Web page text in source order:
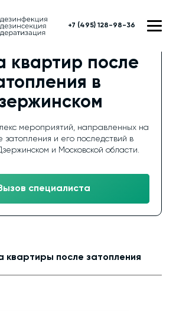
+7 (495) 128-98-36
квартир после
в
мероприятий, направленных на
затопления и его последствий в
и Московской области.
специалиста
квартиры после затопления